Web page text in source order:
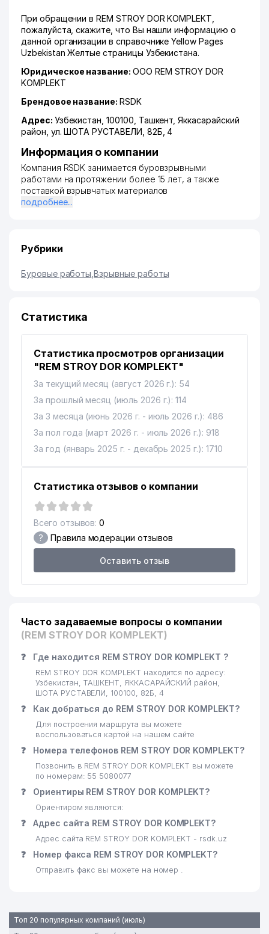
При обращении в REM STROY DOR KOMPLEKT,
пожалуйста, скажите, что Вы нашли информацию о
данной организации в справочнике Yellow Pages
Uzbekistan Желтые страницы Узбекистана.
Юридическое название: ООО REM STROY DOR
KOMPLEKT
Брендовое название: RSDK
Адрес: Узбекистан, 100100, Ташкент ,Яккасарайский
район ул. ШОТА РУСТАВЕЛИ , 82Б, 4
Информация о компании
Компания RSDK занимается буровзрывными
работами на протяжении более 15 лет, а также
поставкой взрывчатых материалов
подробнее...
Рубрики
Буровые работы ,Взрывные работы
Статистика
Статистика просмотров организации
"REM STROY DOR KOMPLEKT"
За текущий месяц (август 2026 г.): 54
За прошлый месяц (июль 2026 г.): 114
За 3 месяца (июнь 2026 г. - июль 2026 г.): 486
За пол года (март 2026 г. - июль 2026 г.): 918
За год (январь 2025 г. - декабрь 2025 г.): 1710
Статистика отзывов о компании
Всего отзывов: 0
? Правила модерации отзывов
Оставить отзыв
Часто задаваемые вопросы о компании
(REM STROY DOR KOMPLEKT)
❓ Где находится REM STROY DOR KOMPLEKT ?
REM STROY DOR KOMPLEKT находится по адресу:
Узбекистан, ТАШКЕНТ, ЯККАСАРАЙСКИЙ район,
ШОТА РУСТАВЕЛИ, 100100, 82Б, 4
❓ Как добраться до REM STROY DOR KOMPLEKT?
Для построения маршрута вы можете
воспользоваться картой на нашем сайте
❓ Номера телефонов REM STROY DOR KOMPLEKT?
Позвонить в REM STROY DOR KOMPLEKT вы можете
по номерам: 55 5080077
❓ Ориентиры REM STROY DOR KOMPLEKT?
Ориентиром являются:
❓ Адрес сайта REM STROY DOR KOMPLEKT?
Адрес сайта REM STROY DOR KOMPLEKT - rsdk.uz
❓ Номер факса REM STROY DOR KOMPLEKT?
Отправить факс вы можете на номер .
Топ 20 популярных компаний (июль)